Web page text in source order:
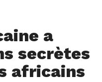
a
secrètes
africains